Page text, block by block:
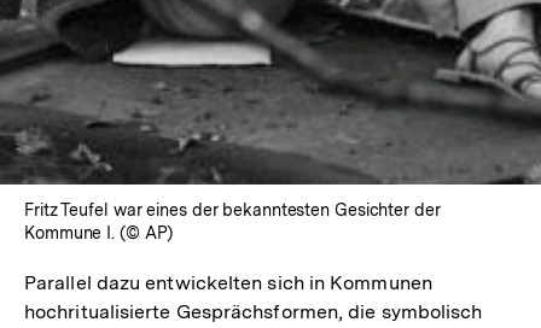
Fritz Teufel war eines der bekanntesten Gesichter der
Kommune I. (© AP)
Parallel dazu entwickelten sich in Kommunen
hochritualisierte Gesprächsformen, die symbolisch